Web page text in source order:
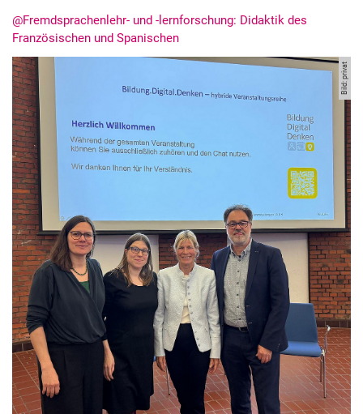
@Fremdsprachenlehr- und -lernforschung: Didaktik des
Französischen und Spanischen
Bild: privat